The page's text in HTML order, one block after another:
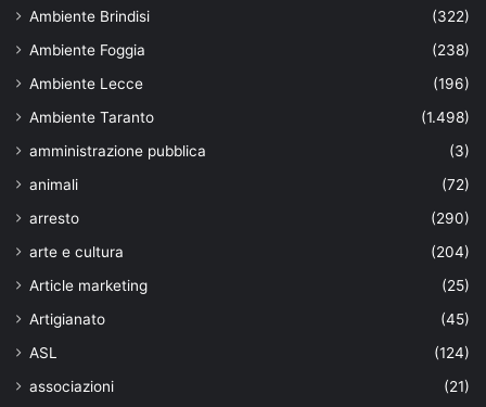
Ambiente Brindisi
(322)
Ambiente Foggia
(238)
Ambiente Lecce
(196)
Ambiente Taranto
(1.498)
amministrazione pubblica
(3)
animali
(72)
arresto
(290)
arte e cultura
(204)
Article marketing
(25)
Artigianato
(45)
ASL
(124)
associazioni
(21)